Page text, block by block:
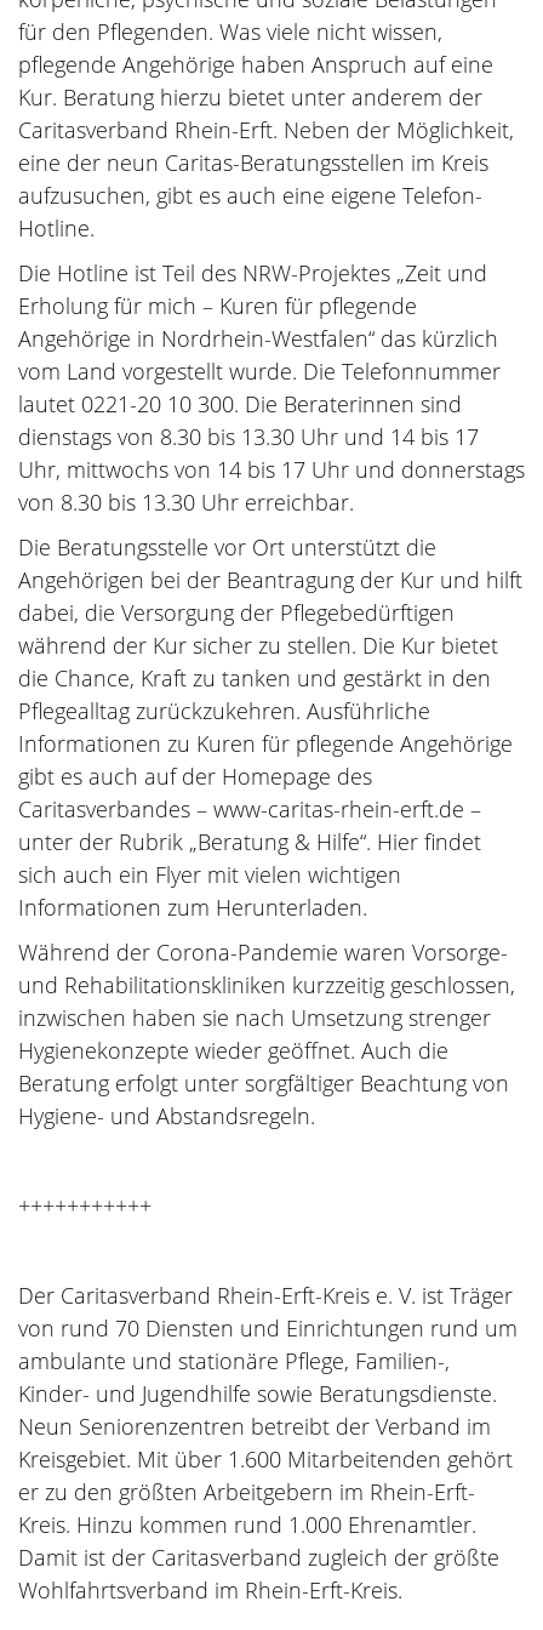
für den Pflegenden. Was viele nicht wissen,
pflegende Angehörige haben Anspruch auf eine
Kur. Beratung hierzu bietet unter anderem der
Caritasverband Rhein-Erft. Neben der Möglichkeit,
eine der neun Caritas-Beratungsstellen im Kreis
aufzusuchen, gibt es auch eine eigene Telefon-
Hotline.
Die Hotline ist Teil des NRW-Projektes „Zeit und
Erholung für mich – Kuren für pflegende
Angehörige in Nordrhein-Westfalen“ das kürzlich
vom Land vorgestellt wurde. Die Telefonnummer
lautet 0221-20 10 300. Die Beraterinnen sind
dienstags von 8.30 bis 13.30 Uhr und 14 bis 17
Uhr, mittwochs von 14 bis 17 Uhr und donnerstags
von 8.30 bis 13.30 Uhr erreichbar.
Die Beratungsstelle vor Ort unterstützt die
Angehörigen bei der Beantragung der Kur und hilft
dabei, die Versorgung der Pflegebedürftigen
während der Kur sicher zu stellen. Die Kur bietet
die Chance, Kraft zu tanken und gestärkt in den
Pflegealltag zurückzukehren. Ausführliche
Informationen zu Kuren für pflegende Angehörige
gibt es auch auf der Homepage des
Caritasverbandes – www-caritas-rhein-erft.de –
unter der Rubrik „Beratung & Hilfe“. Hier findet
sich auch ein Flyer mit vielen wichtigen
Informationen zum Herunterladen.
Während der Corona-Pandemie waren Vorsorge-
und Rehabilitationskliniken kurzzeitig geschlossen,
inzwischen haben sie nach Umsetzung strenger
Hygienekonzepte wieder geöffnet. Auch die
Beratung erfolgt unter sorgfältiger Beachtung von
Hygiene- und Abstandsregeln.
+++++++++++
Der Caritasverband Rhein-Erft-Kreis e. V. ist Träger
von rund 70 Diensten und Einrichtungen rund um
ambulante und stationäre Pflege, Familien-,
Kinder- und Jugendhilfe sowie Beratungsdienste.
Neun Seniorenzentren betreibt der Verband im
Kreisgebiet. Mit über 1.600 Mitarbeitenden gehört
er zu den größten Arbeitgebern im Rhein-Erft-
Kreis. Hinzu kommen rund 1.000 Ehrenamtler.
Damit ist der Caritasverband zugleich der größte
Wohlfahrtsverband im Rhein-Erft-Kreis.